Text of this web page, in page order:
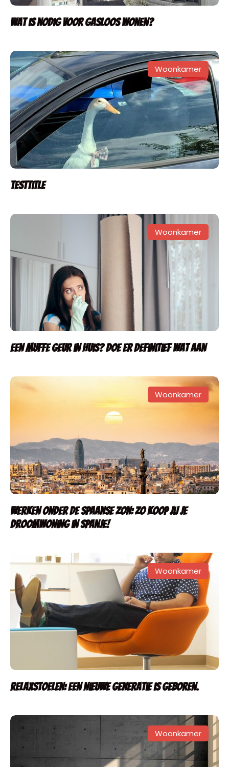
Wat is nodig voor gasloos wonen?
Woonkamer
testtitle
Woonkamer
Een muffe geur in huis? Doe er definitief wat aan
Woonkamer
Werken onder de Spaanse zon: zo koop jij je
droomwoning in Spanje!
Woonkamer
Relaxstoelen: een nieuwe generatie is geboren.
Woonkamer